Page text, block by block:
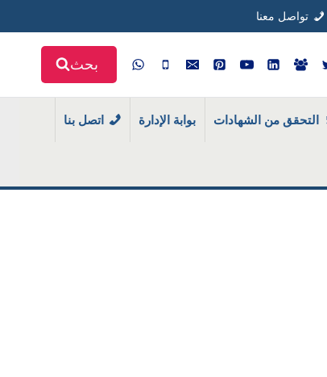
تواصل معنا
بحث
التحقق من الشهادات بوابة الإدارة اتصل بنا